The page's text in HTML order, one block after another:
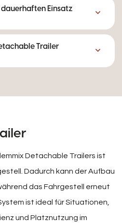
Einsatz
Trailer
Detachable Trailers ist
Dadurch kann der Aufbau
das Fahrgestell erneut
ist ideal für Situationen,
und Platznutzung im